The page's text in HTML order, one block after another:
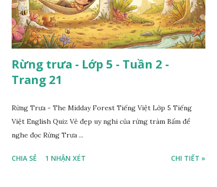
Rừng trưa - Lớp 5 - Tuần 2 -
Trang 21
Rừng Trưa - The Midday Forest Tiếng Việt Lớp 5 Tiếng
Việt English Quiz Vẻ đẹp uy nghi của rừng tràm Bấm để
nghe đọc Rừng Trưa ...
CHIA SẺ 1 NHẬN XÉT CHI TIẾT »